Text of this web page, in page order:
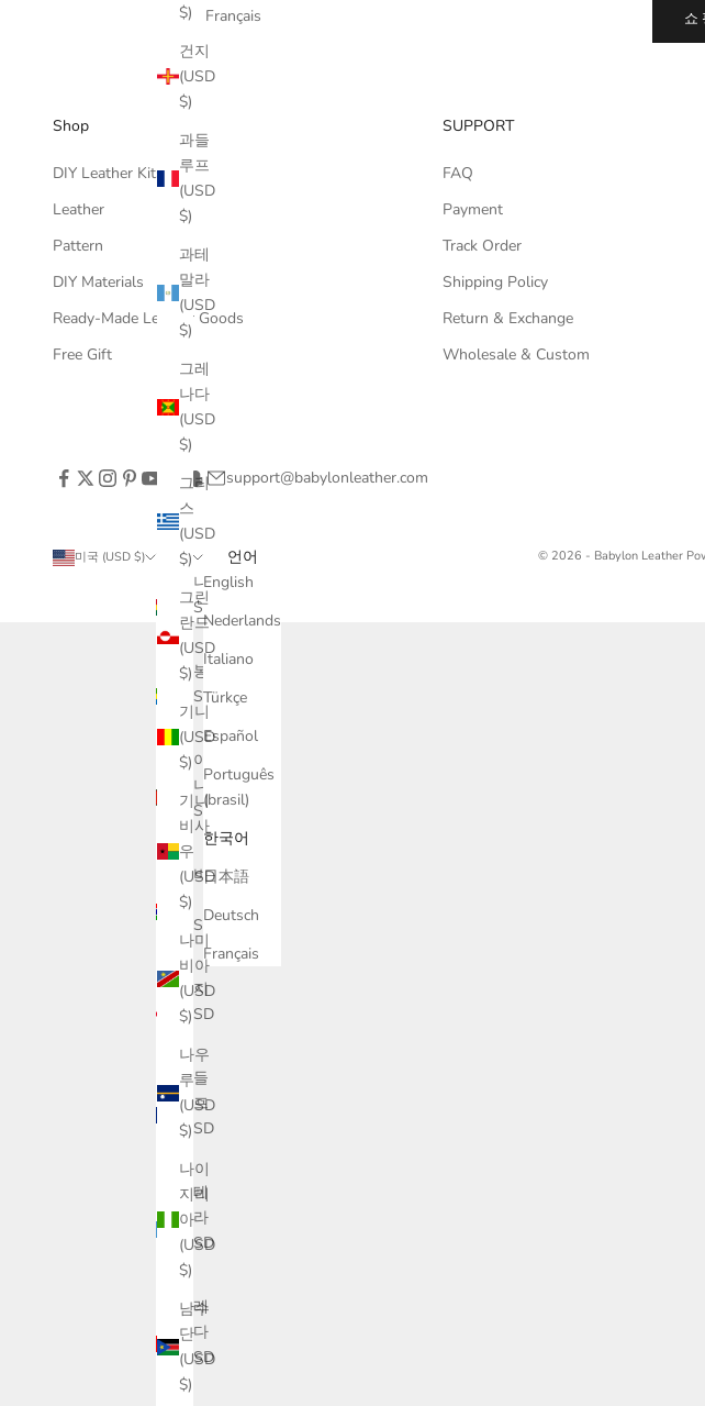
$)
건지
(USD
$)
과들
루프
(USD
$)
과테
말라
(USD
$)
그레
나다
(USD
$)
그리
스
(USD
$)
그린
란드
(USD
$)
기니
(USD
$)
기니
비사
우
(USD
$)
나미
비아
(USD
$)
나우
루
(USD
$)
나이
지리
아
(USD
$)
남수
단
(USD
$)
Français
쇼
Shop
DIY Leather Kits
Leather
Pattern
DIY Materials
Ready-Made Leather Goods
Free Gift
SUPPORT
FAQ
Payment
Track Order
Shipping Policy
Return & Exchange
Wholesale & Custom
support@babylonleather.com
미국 (USD $)
국가
가나
(USD
$)
가봉
(USD
$)
가이
아나
(USD
$)
감비
아
(USD
$)
건지
(USD
과들
루프
(USD
과테
말라
(USD
$)
그레
나다
(USD
$)
한국어
언어
English
Nederlands
Italiano
Türkçe
Español
Português
(brasil)
한국어
日本語
Deutsch
Français
© 2026 - Babylon Leather